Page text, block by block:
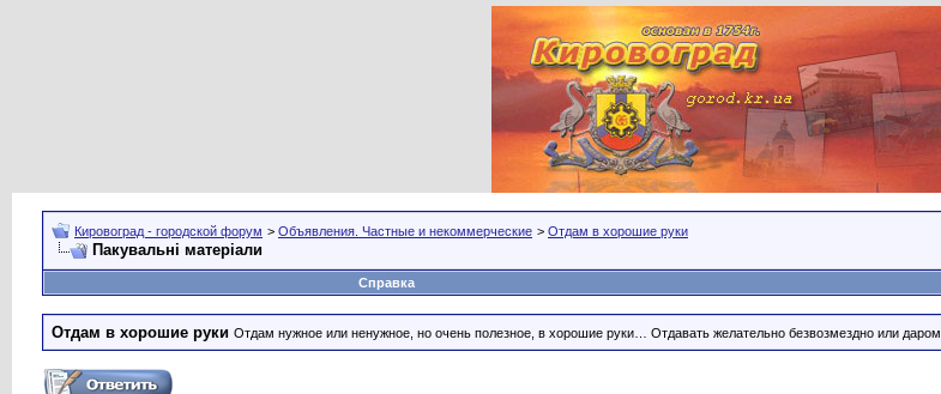
Кировоград - городской форум > Объявления. Частные и некоммерческие > Отдам в хорошие руки
Пакувальні матеріали
Справка
Отдам в хорошие руки Отдам нужное или ненужное, но очень полезное, в хорошие руки… Отдавать желательно безвозмездно или даром.